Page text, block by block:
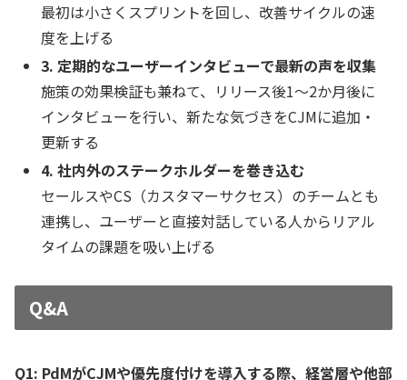
最初は小さくスプリントを回し、改善サイクルの速
度を上げる
3. 定期的なユーザーインタビューで最新の声を収集
施策の効果検証も兼ねて、リリース後1〜2か月後に
インタビューを行い、新たな気づきをCJMに追加・
更新する
4. 社内外のステークホルダーを巻き込む
セールスやCS（カスタマーサクセス）のチームとも
連携し、ユーザーと直接対話している人からリアル
タイムの課題を吸い上げる
Q&A
Q1: PdMがCJMや優先度付けを導入する際、経営層や他部